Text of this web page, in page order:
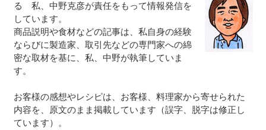
る 私、中野克彦が責任をもって情報発信を
しています。
商品説明や食材などの記事は、私自身の経験
ならびに製造家、取引先などの専門家への綿
密な取材を基に、私、中野が執筆していま
す。
お客様の感想やレシピは、お客様、料理家から寄せられた
内容を、原文のまま掲載しています（誤字、脱字は修正し
ています）。